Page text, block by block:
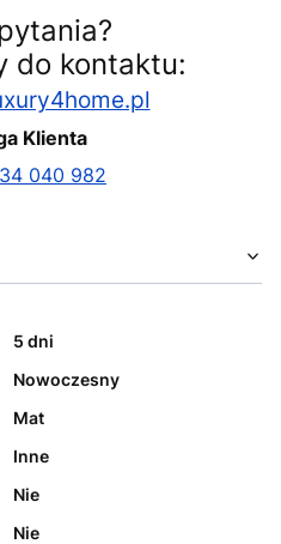
do kontaktu:
Klienta
040 982
5 dni
Nowoczesny
Mat
Inne
Nie
Nie